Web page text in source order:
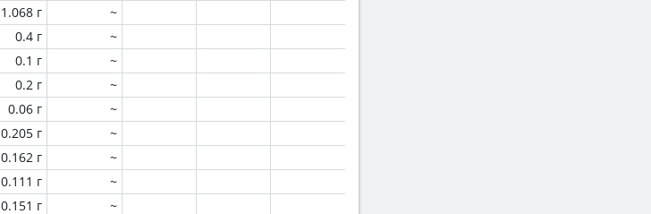
1.068 г
~
0.4 г
~
0.1 г
~
0.2 г ~
0.06 г
~
0.205 г
~
0.162 г
~
0.111 г
~
0.151 г ~